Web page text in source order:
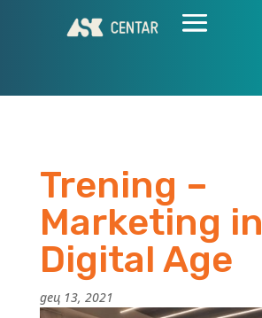
Trening –
Marketing in
Digital Age
дец 13, 2021